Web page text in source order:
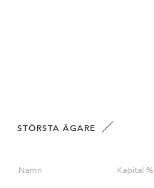
STÖRSTA ÄGARE
Namn Kapital %